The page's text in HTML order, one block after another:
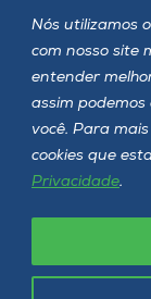
Nós utilizamos
com nosso site
entender
assim
você. Para
cookies que
Privacidade.
Siga a
Política de privacidade